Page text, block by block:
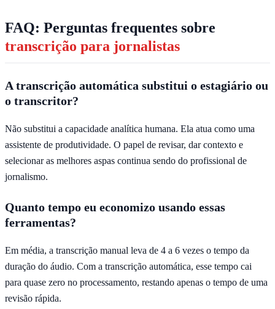
FAQ: Perguntas frequentes sobre
transcrição para jornalistas
A transcrição automática substitui o estagiário ou
o transcritor?
Não substitui a capacidade analítica humana. Ela atua como uma
assistente de produtividade. O papel de revisar, dar contexto e
selecionar as melhores aspas continua sendo do profissional de
jornalismo.
Quanto tempo eu economizo usando essas
ferramentas?
Em média, a transcrição manual leva de 4 a 6 vezes o tempo da
duração do áudio. Com a transcrição automática, esse tempo cai
para quase zero no processamento, restando apenas o tempo de uma
revisão rápida.